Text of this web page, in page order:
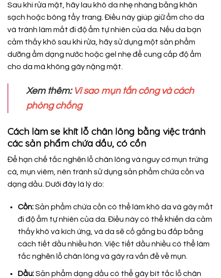
Sau khi rửa mặt, hãy lau khô da nhẹ nhàng bằng khăn
sạch hoặc bông tẩy trang. Điều này giúp giữ ẩm cho da
và tránh làm mất đi độ ẩm tự nhiên của da. Nếu da bạn
cảm thấy khô sau khi rửa, hãy sử dụng một sản phẩm
dưỡng ẩm dạng nước hoặc gel nhẹ để cung cấp độ ẩm
cho da mà không gây nặng mặt.
Xem thêm: Vì sao mụn tấn công và cách
phòng chống
Cách làm se khít lỗ chân lông bằng việc tránh
các sản phẩm chứa dầu, có cồn
Để hạn chế tắc nghẽn lỗ chân lông và nguy cơ mụn trứng
cá, mụn viêm, nên tránh sử dụng sản phẩm chứa cồn và
dạng dầu. Dưới đây là lý do:
Cồn:Sản phẩm chứa cồn có thể làm khô da và gây mất
đi độ ẩm tự nhiên của da. Điều này có thể khiến da cảm
thấy khô và kích ứng, và da sẽ cố gắng bù đắp bằng
cách tiết dầu nhiều hơn. Việc tiết dầu nhiều có thể làm
tắc nghẽn lỗ chân lông và gây ra vấn đề về mụn.
Dầu:Sản phẩm dạng dầu có thể gây bít tắc lỗ chân